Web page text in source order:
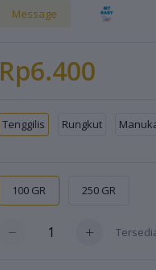
Message
Rp6.400
Tenggilis Rungkut
100 GR 250 GR